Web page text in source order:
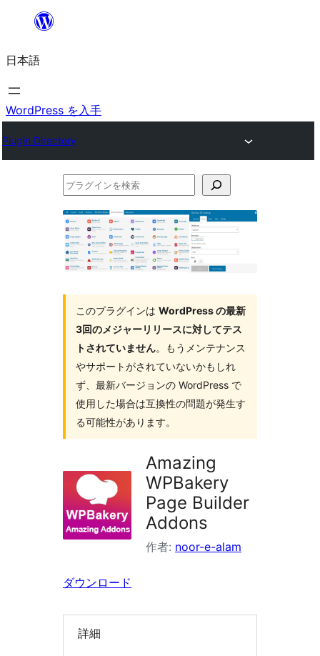
を
ス
キ
プ
日本語
WordPress を入手
Plugin Directory
プ
グ
イ
ン
を
このプラグインは WordPress の最新
3回のメジャーリリースに対してテス
トされていません。もうメンテナンス
やサポートがされていないかもしれ
ず、最新バージョンの WordPress で
使用した場合は互換性の問題が発生す
る可能性があります。
Amazing
WPBakery
Page Builder
Addons
作者: noor-e-alam
ダウンロード
詳細